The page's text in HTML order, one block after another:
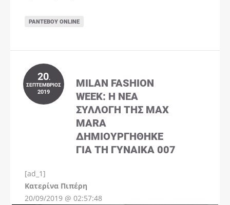
ΡΑΝΤΕΒΟΎ ONLINE
20.
ΣΕΠΤΈΜΒΡΙΟΣ
2019
MILAN FASHION
WEEK: Η ΝΈΑ
ΣΥΛΛΟΓΉ ΤΗΣ MAX
MARA
ΔΗΜΙΟΥΡΓΉΘΗΚΕ
ΓΙΑ ΤΗ ΓΥΝΑΊΚΑ 007
[ad_1]
Kατερίνα Πιπέρη
20/09/2019 @ 02:57:48